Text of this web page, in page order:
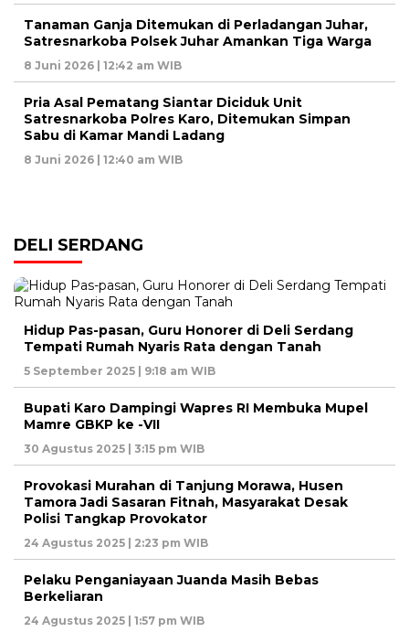
Tanaman Ganja Ditemukan di Perladangan Juhar,
Satresnarkoba Polsek Juhar Amankan Tiga Warga
8 Juni 2026 | 12:42 am WIB
Pria Asal Pematang Siantar Diciduk Unit
Satresnarkoba Polres Karo, Ditemukan Simpan
Sabu di Kamar Mandi Ladang
8 Juni 2026 | 12:40 am WIB
DELI SERDANG
Hidup Pas-pasan, Guru Honorer di Deli Serdang
Tempati Rumah Nyaris Rata dengan Tanah
5 September 2025 | 9:18 am WIB
Bupati Karo Dampingi Wapres RI Membuka Mupel
Mamre GBKP ke -VII
30 Agustus 2025 | 3:15 pm WIB
Provokasi Murahan di Tanjung Morawa, Husen
Tamora Jadi Sasaran Fitnah, Masyarakat Desak
Polisi Tangkap Provokator
24 Agustus 2025 | 2:23 pm WIB
Pelaku Penganiayaan Juanda Masih Bebas
Berkeliaran
24 Agustus 2025 | 1:57 pm WIB